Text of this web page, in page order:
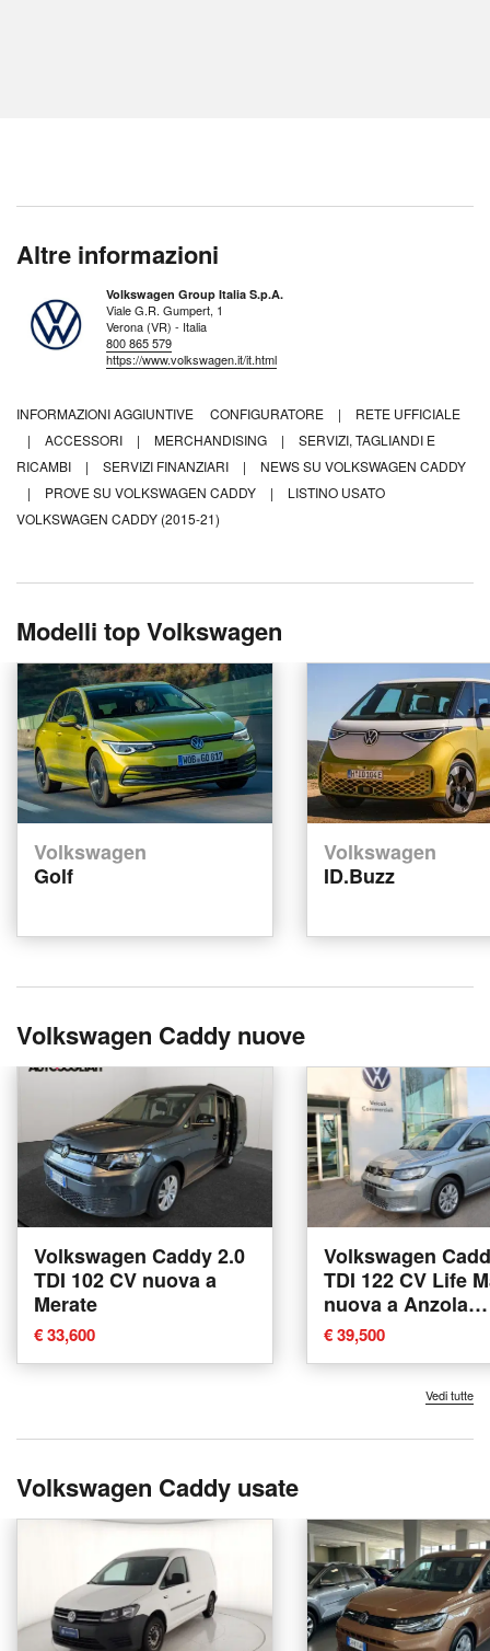
Altre informazioni
Volkswagen Group Italia S.p.A.
Viale G.R. Gumpert, 1
Verona (VR) - Italia
800 865 579
https://www.volkswagen.it/it.html
INFORMAZIONI AGGIUNTIVE CONFIGURATORE |
RETE UFFICIALE
|
ACCESSORI | MERCHANDISING |
SERVIZI, TAGLIANDI E
RICAMBI
| SERVIZI FINANZIARI |
NEWS SU VOLKSWAGEN CADDY
|
PROVE SU VOLKSWAGEN CADDY |
LISTINO USATO
VOLKSWAGEN CADDY (2015-21)
Modelli top Volkswagen
Volkswagen
Golf
Volkswagen
ID.Buzz
Volkswagen Caddy nuove
Volkswagen Caddy 2.0
TDI 102 CV nuova a
Merate
€ 33,600
Volkswagen
TDI 122 CV Life
nuova a Anzola
dell'Emilia
€ 39,500
Vedi tutte
Volkswagen Caddy usate